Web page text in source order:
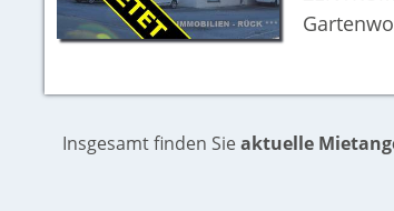
Insgesamt finden Sieaktuelle